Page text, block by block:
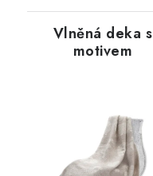
Vlněná deka s
motivem